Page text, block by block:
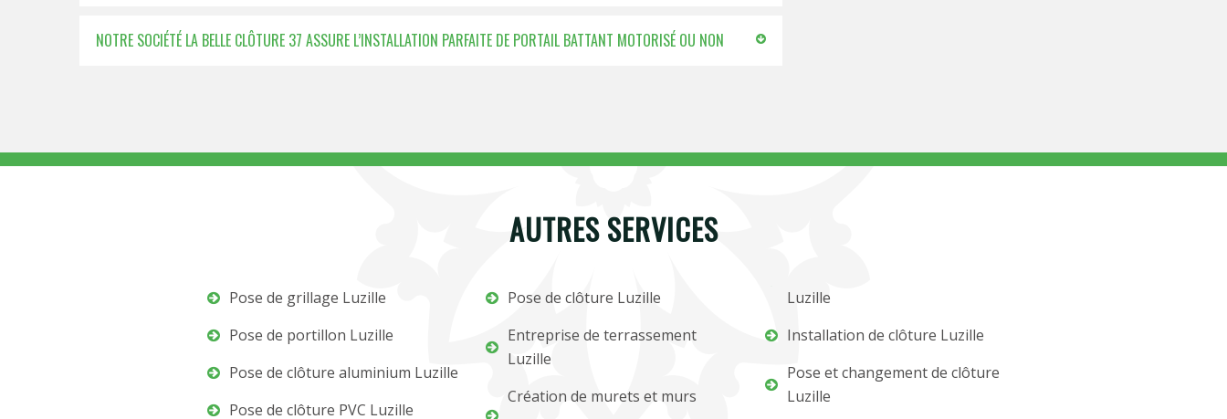
NOTRE SOCIÉTÉ LA BELLE CLÔTURE 37 ASSURE L’INSTALLATION PARFAITE DE PORTAIL BATTANT MOTORISÉ OU NON
AUTRES SERVICES
Pose de grillage Luzille
Pose de portillon Luzille
Pose de clôture aluminium Luzille
Pose de clôture PVC Luzille
Pose de clôture Luzille
Entreprise de terrassement
Luzille
Création de murets et murs
Luzille
Installation de clôture Luzille
Pose et changement de clôture
Luzille